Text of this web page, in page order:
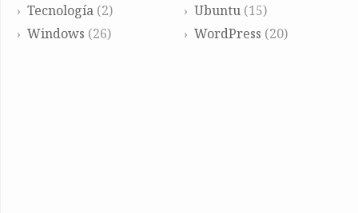
Tecnología (2) Ubuntu(15)
Windows (26) WordPress (20)